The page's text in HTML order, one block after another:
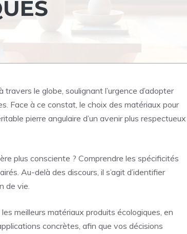
le globe, soulignant l’urgence d’adopter
Face à ce constat, le choix des matériaux pour
pierre angulaire d’un avenir plus respectueux
plus consciente ? Comprendre les spécificités
Au-delà des discours, il s’agit d’identifier
de vie.
meilleurs matériaux produits écologiques, en
concrètes, afin que vos décisions